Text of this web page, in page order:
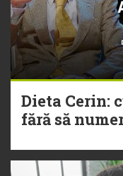
Dieta Cerin:
fără să